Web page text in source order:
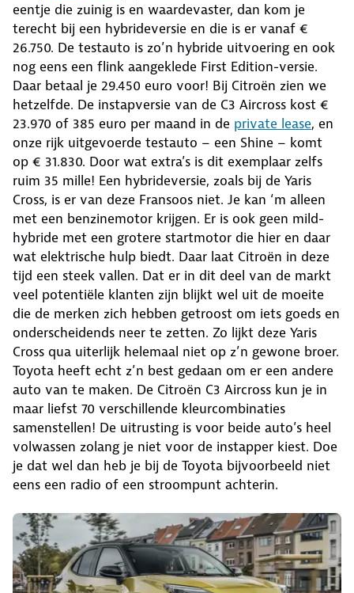
eentje die zuinig is en waardevaster, dan kom je
terecht bij een hybrideversie en die is er vanaf €
26.750. De testauto is zo’n hybride uitvoering en ook
nog eens een flink aangeklede First Edition-versie.
Daar betaal je 29.450 euro voor! Bij Citroën zien we
hetzelfde. De instapversie van de C3 Aircross kost €
23.970 of 385 euro per maand in de private lease, en
onze rijk uitgevoerde testauto – een Shine – komt
op € 31.830. Door wat extra’s is dit exemplaar zelfs
ruim 35 mille! Een hybrideversie, zoals bij de Yaris
Cross, is er van deze Fransoos niet. Je kan ‘m alleen
met een benzinemotor krijgen. Er is ook geen mild-
hybride met een grotere startmotor die hier en daar
wat elektrische hulp biedt. Daar laat Citroën in deze
tijd een steek vallen. Dat er in dit deel van de markt
veel potentiële klanten zijn blijkt wel uit de moeite
die de merken zich hebben getroost om iets goeds en
onderscheidends neer te zetten. Zo lijkt deze Yaris
Cross qua uiterlijk helemaal niet op z’n gewone broer.
Toyota heeft echt z’n best gedaan om er een andere
auto van te maken. De Citroën C3 Aircross kun je in
maar liefst 70 verschillende kleurcombinaties
samenstellen! De uitrusting is voor beide auto’s heel
volwassen zolang je niet voor de instapper kiest. Doe
je dat wel dan heb je bij de Toyota bijvoorbeeld niet
eens een radio of een stroompunt achterin.